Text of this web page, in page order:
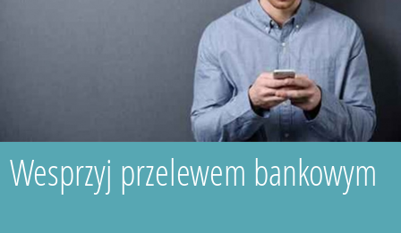
Wesprzyj przelewem bankowym